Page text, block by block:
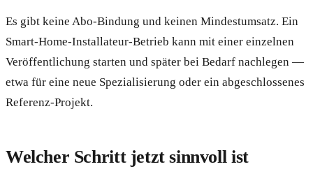
Es gibt keine Abo-Bindung und keinen Mindestumsatz. Ein
Smart-Home-Installateur-Betrieb kann mit einer einzelnen
Veröffentlichung starten und später bei Bedarf nachlegen —
etwa für eine neue Spezialisierung oder ein abgeschlossenes
Referenz-Projekt.
Welcher Schritt jetzt sinnvoll ist